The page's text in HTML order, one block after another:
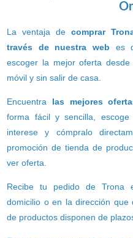
La ventaja decomprar
través de nuestra web es
escoger la mejor oferta
móvil y sin salir de casa.
Encuentra las mejores
forma fácil y sencilla,
interese y cómpralo
promoción de tienda de
ver oferta.
Recibe tu pedido de Trona
domicilio o en la dirección
de productos disponen de